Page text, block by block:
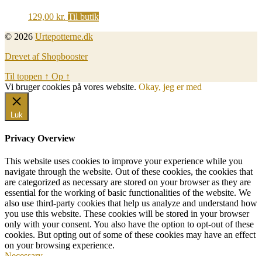
129,00 kr. Til butik
© 2026 Urtepotterne.dk
Drevet af Shopbooster
Til toppen ↑ Op ↑
Vi bruger cookies på vores website. Okay, jeg er med
Luk
Privacy Overview
This website uses cookies to improve your experience while you
navigate through the website. Out of these cookies, the cookies that
are categorized as necessary are stored on your browser as they are
essential for the working of basic functionalities of the website. We
also use third-party cookies that help us analyze and understand how
you use this website. These cookies will be stored in your browser
only with your consent. You also have the option to opt-out of these
cookies. But opting out of some of these cookies may have an effect
on your browsing experience.